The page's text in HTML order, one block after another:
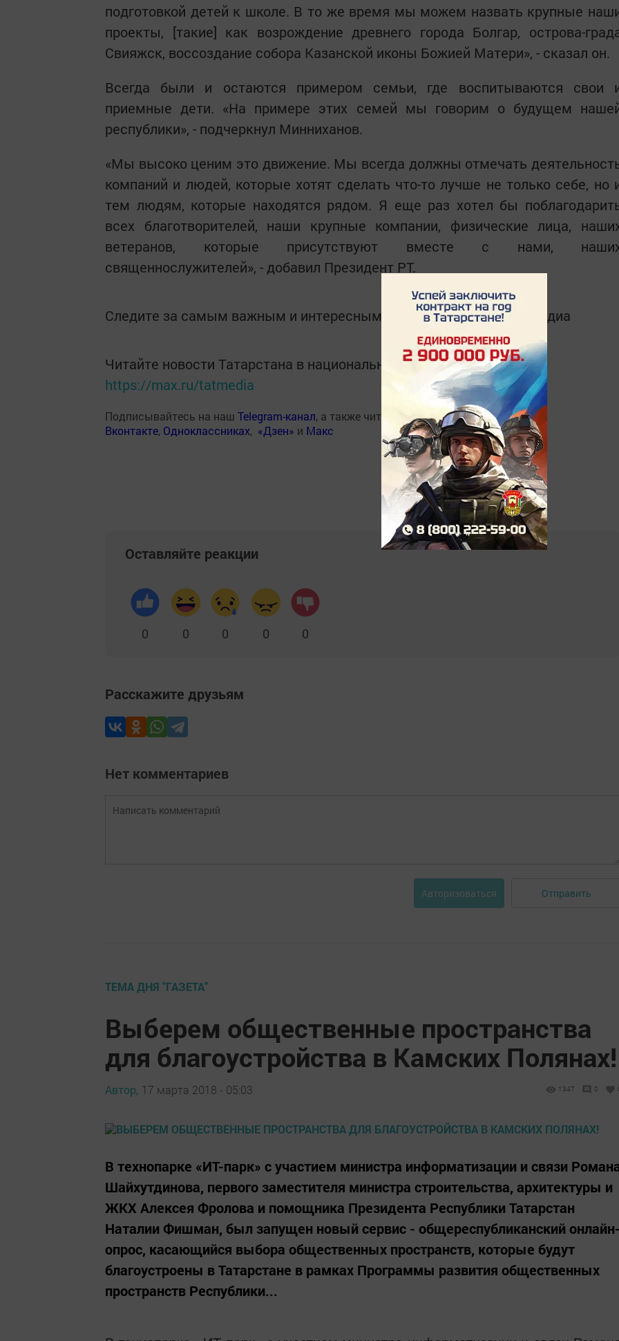
подготовкой детей к школе. В то же время мы можем назвать крупные
проекты, [такие] как возрождение древнего города Болгар, острова-
Свияжск, воссоздание собора Казанской иконы Божией Матери», - сказал он.
Всегда были и остаются примером семьи, где воспитываются свои
приемные дети. «На примере этих семей мы говорим о будущем
республики», - подчеркнул Минниханов.
«Мы высоко ценим это движение. Мы всегда должны отмечать
компаний и людей, которые хотят сделать что-то лучше не только себе, но
тем людям, которые находятся рядом. Я еще раз хотел бы
всех благотворителей, наши крупные компании, физические лица,
ветеранов, которые присутствуют вместе с нами,
священнослужителей», - добавил Президент РТ.
Следите за самым важным и интересным в Telegram-каналеТатмедиа
Читайте новости Татарстана в национальном мессенджере MАХ:
https://max.ru/tatmedia
Подписывайтесь на наш Telegram-канал, а также читайте нас
Вконтакте, Одноклассниках, «Дзен» и Макс
Оставляйте реакции
0 0 0 0 0
Расскажите друзьям
Нет комментариев
Авторизоваться Отправить
ТЕМА ДНЯ "ГАЗЕТА"
Выберем общественные пространства
для благоустройства в Камских Полянах!
Автор, 17 марта 2018 - 05:03 1347 0
В технопарке «ИТ-парк» с участием министра информатизации и связи
Шайхутдинова, первого заместителя министра строительства, архитектуры и
ЖКХ Алексея Фролова и помощника Президента Республики Татарстан
Наталии Фишман, был запущен новый сервис - общереспубликанский онлайн-
опрос, касающийся выбора общественных пространств, которые будут
благоустроены в Татарстане в рамках Программы развития общественных
пространств Республики...